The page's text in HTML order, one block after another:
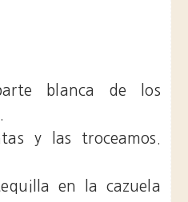
blanca de los
y las troceamos.
en la cazuela